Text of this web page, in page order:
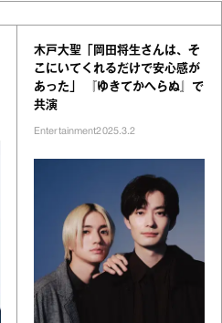
木戸大聖「岡田将生さんは、そ
こにいてくれるだけで安心感が
あった」 『ゆきてかへらぬ』で
共演
Entertainment2025.3.2